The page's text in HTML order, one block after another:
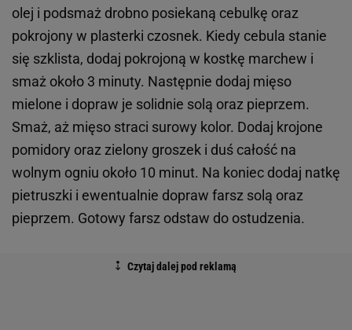
olej i podsmaż drobno posiekaną cebulkę oraz
pokrojony w plasterki czosnek. Kiedy cebula stanie
się szklista, dodaj pokrojoną w kostkę marchew i
smaż około 3 minuty. Następnie dodaj mięso
mielone i dopraw je solidnie solą oraz pieprzem.
Smaż, aż mięso straci surowy kolor. Dodaj krojone
pomidory oraz zielony groszek i duś całość na
wolnym ogniu około 10 minut. Na koniec dodaj natkę
pietruszki i ewentualnie dopraw farsz solą oraz
pieprzem. Gotowy farsz odstaw do ostudzenia.